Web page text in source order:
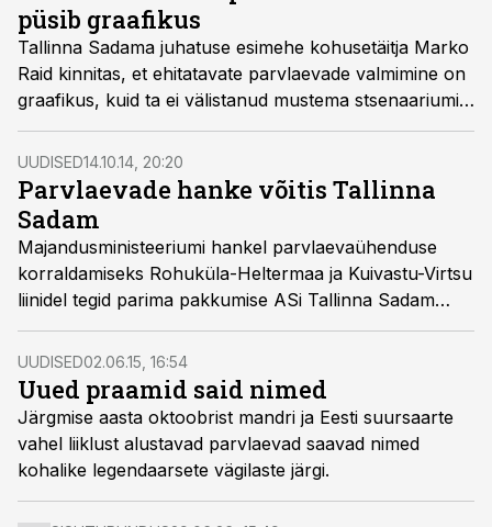
püsib graafikus
Tallinna Sadama juhatuse esimehe kohusetäitja Marko
Raid kinnitas, et ehitatavate parvlaevade valmimine on
graafikus, kuid ta ei välistanud mustema stsenaariumi
korral tuleval aastal ka ajutiselt rendilaevade
liiniletoomist, kirjutas Meie Maa.
UUDISED14.10.14, 20:20
Parvlaevade hanke võitis Tallinna
Sadam
Majandusministeeriumi hankel parvlaevaühenduse
korraldamiseks Rohuküla-Heltermaa ja Kuivastu-Virtsu
liinidel tegid parima pakkumise ASi Tallinna Sadam
tütarfirmad OÜ TS laevad ja OÜ TS Shipping.
UUDISED02.06.15, 16:54
Uued praamid said nimed
Järgmise aasta oktoobrist mandri ja Eesti suursaarte
vahel liiklust alustavad parvlaevad saavad nimed
kohalike legendaarsete vägilaste järgi.